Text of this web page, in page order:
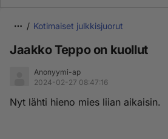
Kotimaiset julkkisjuorut
Jaakko Teppo on kuollut
Anonyymi-ap
2024-02-27 08:47:16
Nyt lähti hieno mies liian aikaisin.